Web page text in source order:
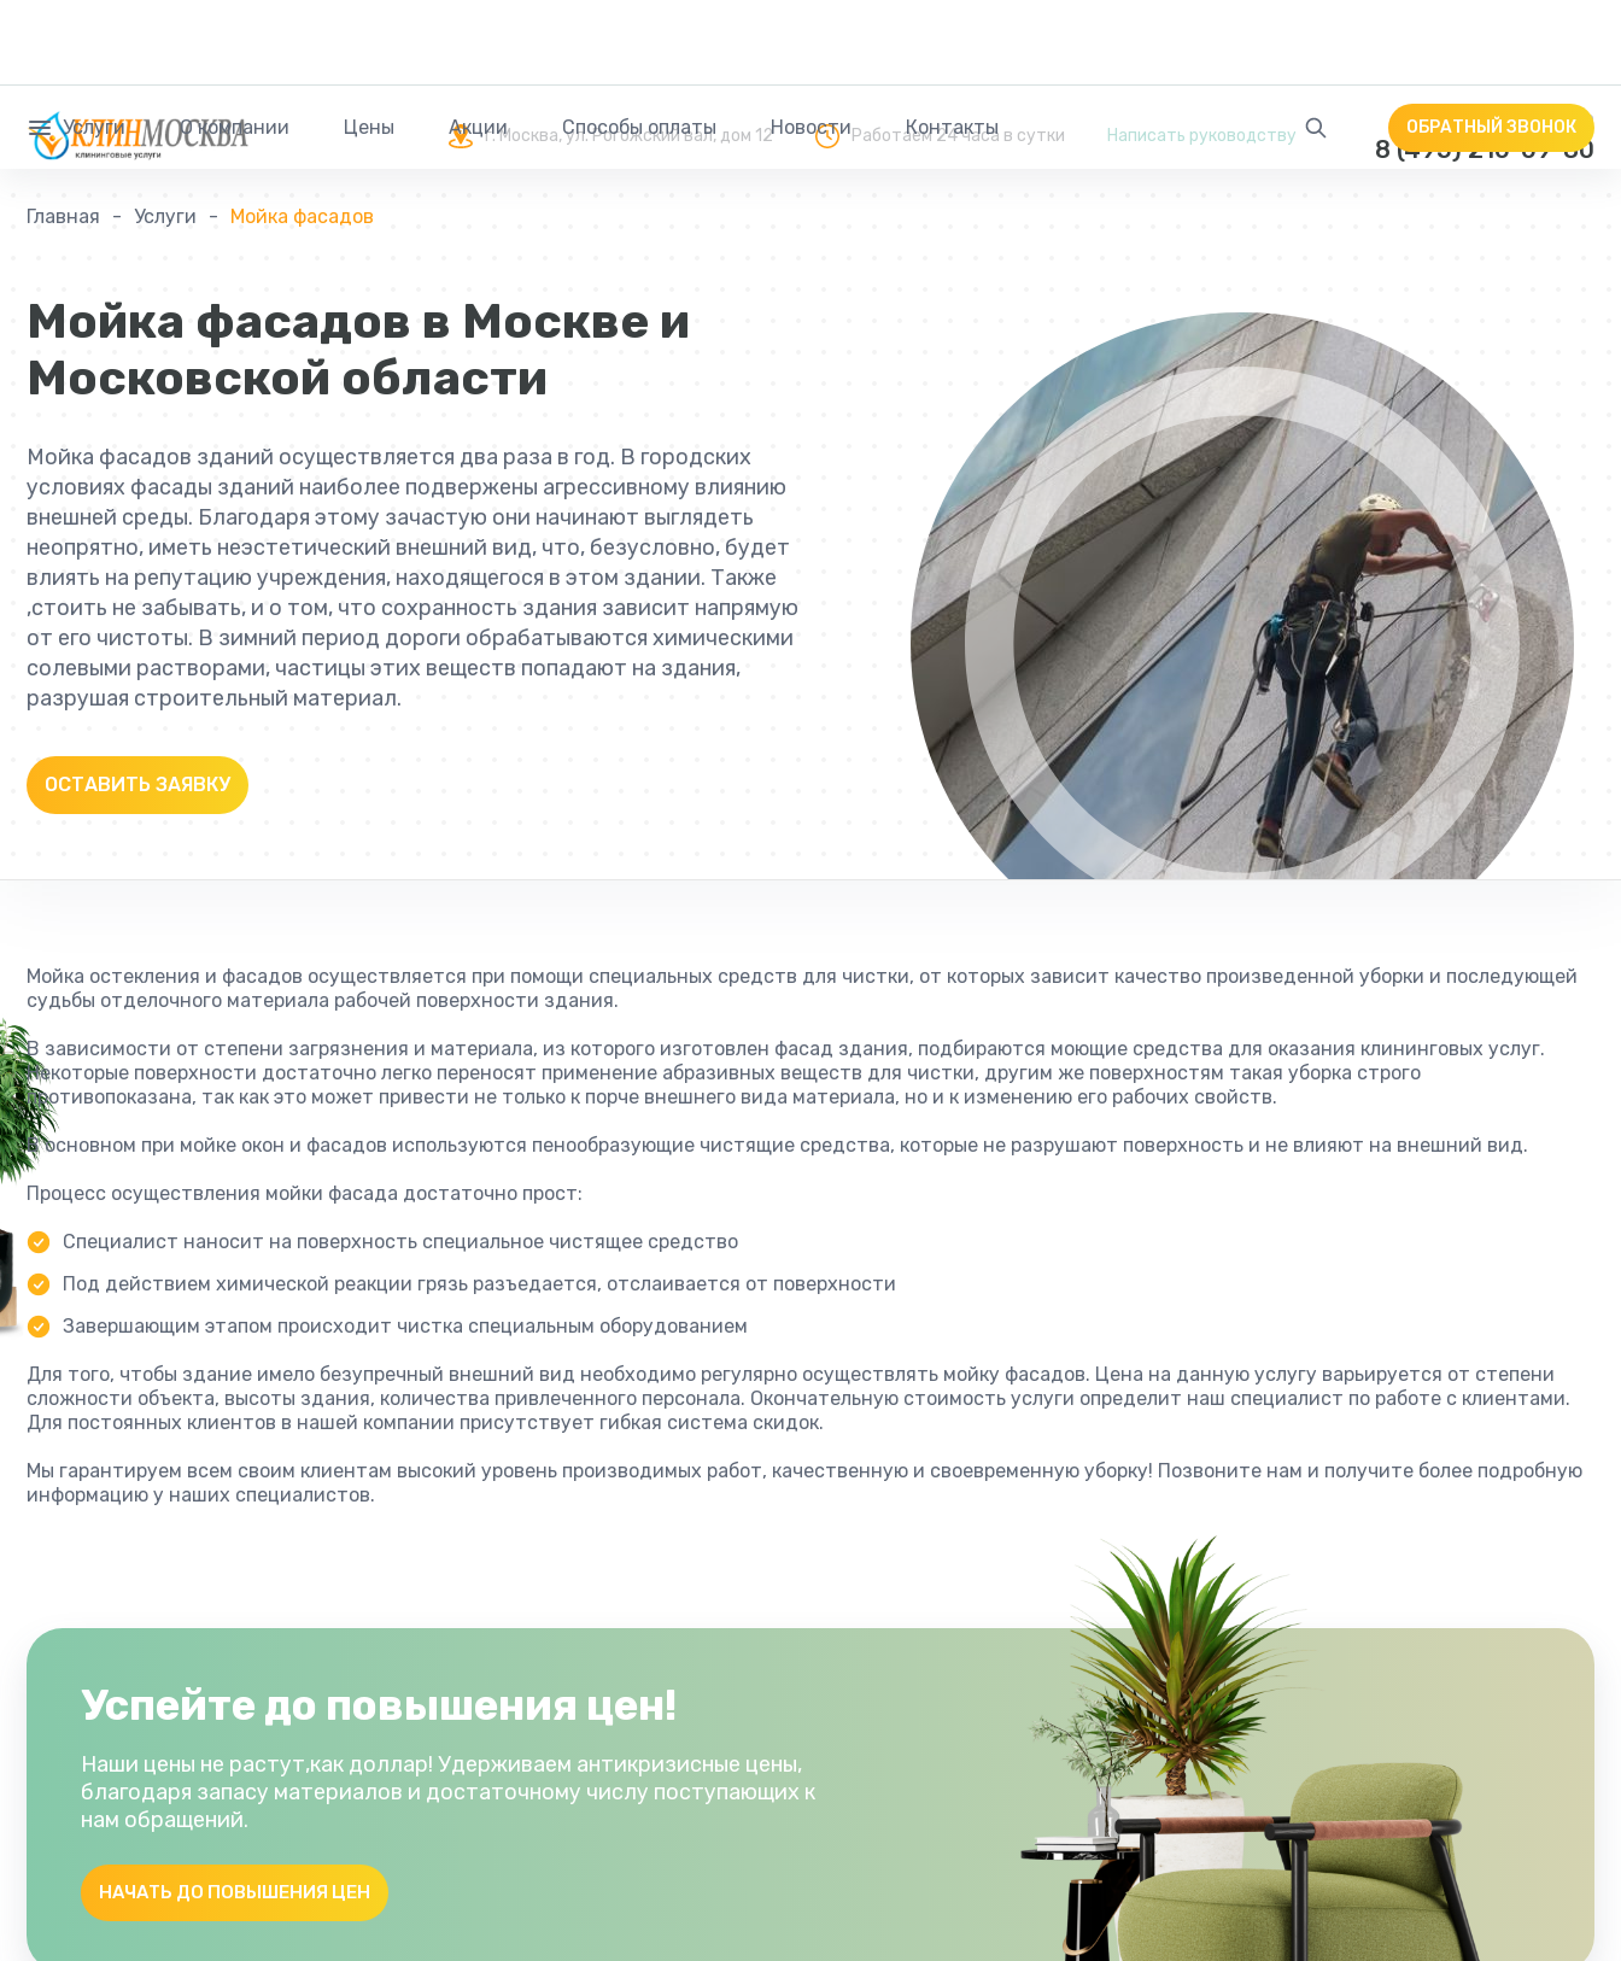
г. Москва, ул. Рогожский вал, дом 12 Работаем 24 часа в сутки Написать руководству
Звоните круглосуточно
8 (495) 210-09-80
Услуги О компании Цены Акции Способы оплаты Новости Контакты ОБРАТНЫЙ ЗВОНОК
Главная Услуги Мойка фасадов
Мойка фасадов в Москве и
Московской области
Мойка фасадов зданий осуществляется два раза в год. В городских
условиях фасады зданий наиболее подвержены агрессивному влиянию
внешней среды. Благодаря этому зачастую они начинают выглядеть
неопрятно, иметь неэстетический внешний вид, что, безусловно, будет
влиять на репутацию учреждения, находящегося в этом здании. Также
,стоить не забывать, и о том, что сохранность здания зависит напрямую
от его чистоты. В зимний период дороги обрабатываются химическими
солевыми растворами, частицы этих веществ попадают на здания,
разрушая строительный материал.
ОСТАВИТЬ ЗАЯВКУ
Мойка остекления и фасадов осуществляется при помощи специальных средств для чистки, от которых зависит качество произведенной уборки и последующей
судьбы отделочного материала рабочей поверхности здания.
В зависимости от степени загрязнения и материала, из которого изготовлен фасад здания, подбираются моющие средства для оказания клининговых услуг.
Некоторые поверхности достаточно легко переносят применение абразивных веществ для чистки, другим же поверхностям такая уборка строго
противопоказана, так как это может привести не только к порче внешнего вида материала, но и к изменению его рабочих свойств.
В основном при мойке окон и фасадов используются пенообразующие чистящие средства, которые не разрушают поверхность и не влияют на внешний вид.
Процесс осуществления мойки фасада достаточно прост:
Специалист наносит на поверхность специальное чистящее средство
Под действием химической реакции грязь разъедается, отслаивается от поверхности
Завершающим этапом происходит чистка специальным оборудованием
Для того, чтобы здание имело безупречный внешний вид необходимо регулярно осуществлять мойку фасадов. Цена на данную услугу варьируется от степени
сложности объекта, высоты здания, количества привлеченного персонала. Окончательную стоимость услуги определит наш специалист по работе с клиентами.
Для постоянных клиентов в нашей компании присутствует гибкая система скидок.
Мы гарантируем всем своим клиентам высокий уровень производимых работ, качественную и своевременную уборку! Позвоните нам и получите более подробную
информацию у наших специалистов.
Успейте до повышения цен!
Наши цены не растут,как доллар! Удерживаем антикризисные цены,
благодаря запасу материалов и достаточному числу поступающих к
нам обращений.
НАЧАТЬ ДО ПОВЫШЕНИЯ ЦЕН